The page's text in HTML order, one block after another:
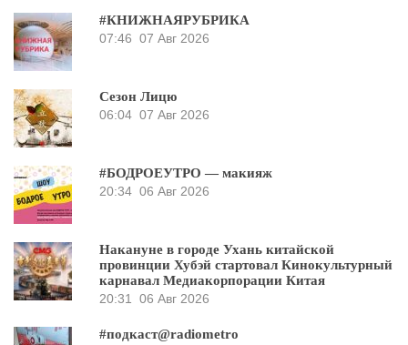
#КНИЖНАЯРУБРИКА
07:46 07 Авг 2026
Сезон Лицю
06:04 07 Авг 2026
#БОДРОЕУТРО — макияж
20:34 06 Авг 2026
Накануне в городе Ухань китайской
провинции Хубэй стартовал Кинокультурный
карнавал Медиакорпорации Китая
20:31
06 Авг 2026
#подкаст@radiometro